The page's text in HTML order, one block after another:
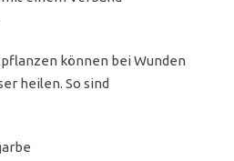
können bei Wunden
heilen. So sind